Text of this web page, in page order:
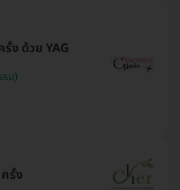
ง ด้วย YAG
ม)
รั้ง